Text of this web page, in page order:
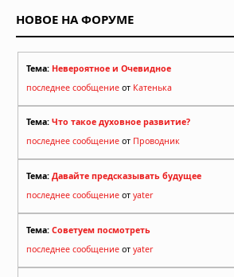
НОВОЕ НА ФОРУМЕ
Тема: Невероятное и Очевидное
последнее сообщение от Катенька
Тема: Что такое духовное развитие?
последнее сообщение от Проводник
Тема: Давайте предсказывать будущее
последнее сообщение от yater
Тема: Советуем посмотреть
последнее сообщение от yater